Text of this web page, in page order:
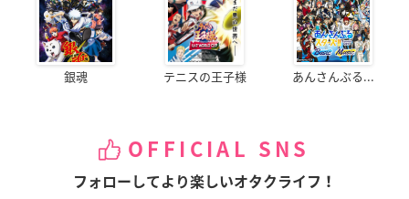
銀魂 テニスの王子様 あんさんぶる...
OFFICIAL SNS
フォローしてより楽しいオタクライフ！